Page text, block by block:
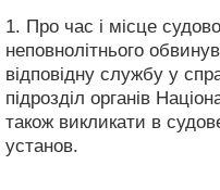
1. Про час і місце
неповнолітнього
відповідну службу у
підрозділ органів
також викликати в
установ.